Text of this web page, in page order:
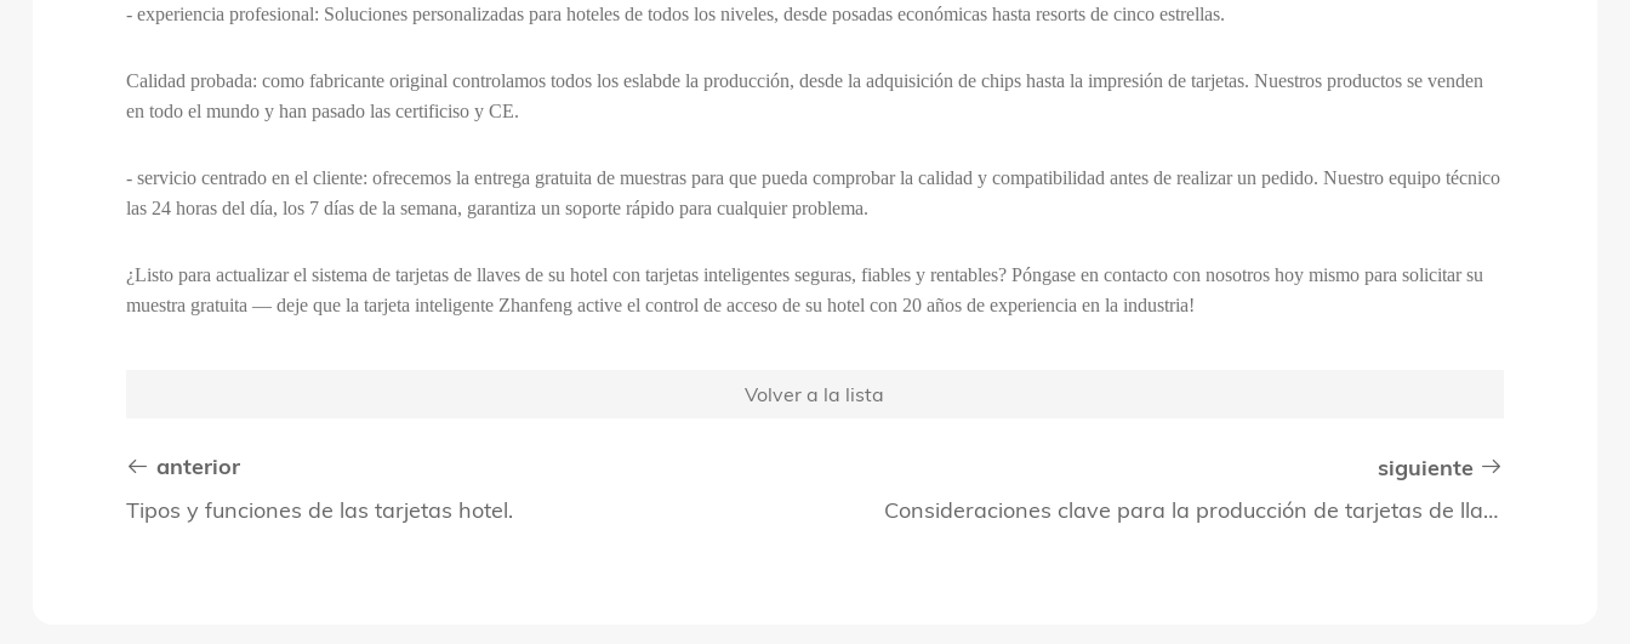
- experiencia profesional: Soluciones personalizadas para hoteles de todos los niveles, desde posadas económicas hasta resorts de cinco estrellas.
Calidad probada: como fabricante original controlamos todos los eslabde la producción, desde la adquisición de chips hasta la impresión de tarjetas. Nuestros productos se venden
en todo el mundo y han pasado las certificiso y CE.
- servicio centrado en el cliente: ofrecemos la entrega gratuita de muestras para que pueda comprobar la calidad y compatibilidad antes de realizar un pedido. Nuestro equipo técnico
las 24 horas del día, los 7 días de la semana, garantiza un soporte rápido para cualquier problema.
¿Listo para actualizar el sistema de tarjetas de llaves de su hotel con tarjetas inteligentes seguras, fiables y rentables? Póngase en contacto con nosotros hoy mismo para solicitar su
muestra gratuita — deje que la tarjeta inteligente Zhanfeng active el control de acceso de su hotel con 20 años de experiencia en la industria!
Volver a la lista
anterior
Tipos y funciones de las tarjetas hotel.
siguiente
Consideraciones clave para la producción de tarjetas de llaves de Hotel personalizadas